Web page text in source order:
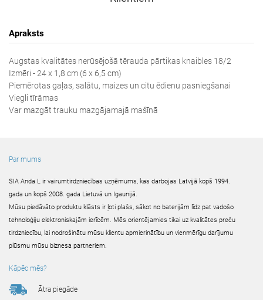
Apraksts
Augstas kvalitātes nerūsējošā tērauda pārtikas knaibles 18/2
Izmēri - 24 x 1,8 cm (6 x 6,5 cm)
Piemērotas gaļas, salātu, maizes un citu ēdienu pasniegšanai
Viegli tīrāmas
Var mazgāt trauku mazgājamajā mašīnā
Par mums
SIA Anda L ir vairumtirdzniecības uzņēmums, kas darbojas Latvijā kopš 1994.
gada un kopš 2008. gada Lietuvā un Igaunijā.
Mūsu piedāvāto produktu klāsts ir ļoti plašs, sākot no baterijām līdz pat vadošo
tehnoloģiju elektroniskajām ierīcēm. Mēs orientējamies tikai uz kvalitātes preču
tirdzniecību, lai nodrošinātu mūsu klientu apmierinātību un vienmērīgu darījumu
plūsmu mūsu biznesa partneriem.
Kāpēc mēs?
Ātra piegāde